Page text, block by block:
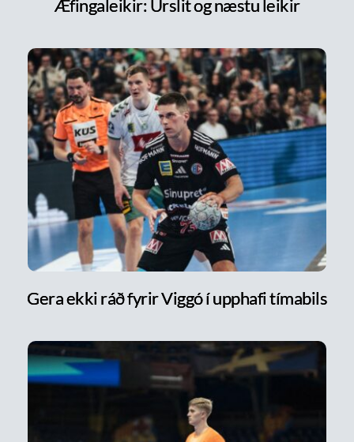
Æfingaleikir: Úrslit og næstu leikir
Gera ekki ráð fyrir Viggó í upphafi tímabils